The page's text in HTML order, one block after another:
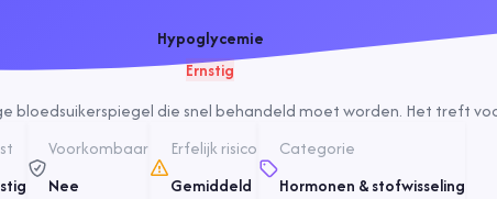
Hypoglycemie
Ernstig
bloedsuikerspiegel die snel behandeld moet worden. Het treft
Voorkombaar
Nee
Erfelijk risico
Gemiddeld
Categorie
Hormonen & stofwisseling